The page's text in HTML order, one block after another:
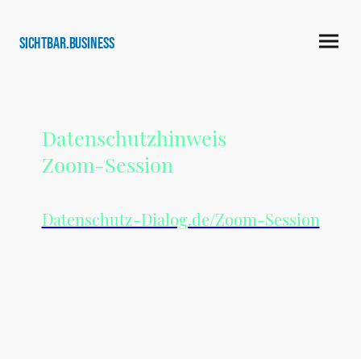
SICHTBAR.business
Datenschutzhinweis
Zoom-Session
Datenschutz-Dialog.de/Zoom-Session